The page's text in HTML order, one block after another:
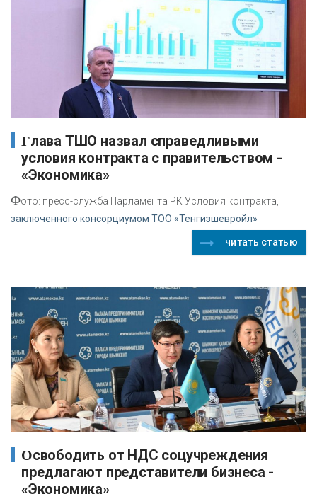
Глава ТШО назвал справедливыми
условия контракта с правительством -
«Экономика»
Фото: пресс-служба Парламента РК Условия контракта,
заключенного консорциумом ТОО «Тенгизшевройл»
читать статью
Освободить от НДС соцучреждения
предлагают представители бизнеса -
«Экономика»